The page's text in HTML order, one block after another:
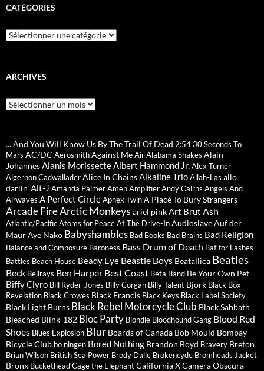
CATÉGORIES
Catégories
ARCHIVES
Archives
... And You Will Know Us By The Trail Of Dead 2:5430 Seconds To
Mars AC/DC AerosmithAgainst MeAirAlabama Shakes Alain
JohannesAlanis MorissetteAlbert Hammond Jr.Alex Turner
Algernon CadwalladerAlice In ChainsAlkaline TrioAllah-Las allo
darlin'Alt-J Amanda PalmerAmenAmplifierAndy Cairns Angels And
Airwaves A Perfect CircleAphex TwinA Place To Bury Strangers
Arcade FireArctic Monkeys ariel pinkArt Brut Ash
Atlantic/PacificAtoms for PeaceAt The Drive-InAudioslaveAuf der
MaurAye Nako Babyshambles Bad Books Bad Brains Bad Religion
Balance and Composure Baroness Bass Drum of Death Bat for Lashes
Battles Beach House Beady Eye Beastie Boys Beatallica Beatles
Beck Bellrays Ben Harper Best Coast Beta Band Be Your Own Pet
Biffy Clyro Bill Ryder-Jones Billy Corgan Billy Talent Bjork Black Box
Revelation Black Crowes Black Francis Black Keys Black Label Society
Black Light Burns Black Rebel Motorcycle Club Black Sabbath
Bleached Blink-182 Bloc Party Blondie Bloodhound Gang Blood Red
Shoes Blues Explosion Blur Boards of Canada Bob Mould Bombay
Bicycle Club bo ningen Bored Nothing Brandon Boyd Bravery Breton
Brian Wilson British Sea Power Brody Dalle Brokencyde Bromheads Jacket
Bronx BucketheadCage the ElephantCalifornia XCamera Obscura